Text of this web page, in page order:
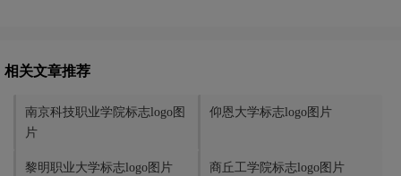
相关文章推荐
南京科技职业学院标志logo图
片
仰恩大学标志logo图片
黎明职业大学标志logo图片 商丘工学院标志logo图片